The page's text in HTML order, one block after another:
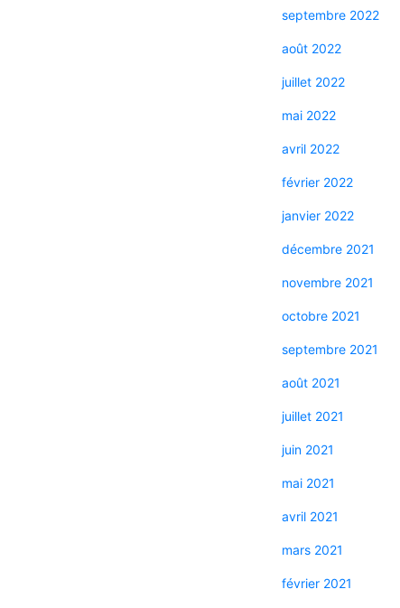
septembre 2022
août 2022
juillet 2022
mai 2022
avril 2022
février 2022
janvier 2022
décembre 2021
novembre 2021
octobre 2021
septembre 2021
août 2021
juillet 2021
juin 2021
mai 2021
avril 2021
mars 2021
février 2021